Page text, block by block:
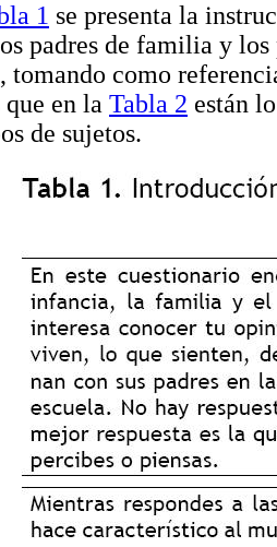
1 se presenta la
padres de familia y
tomando como
en la Tabla 2 están
de sujetos.